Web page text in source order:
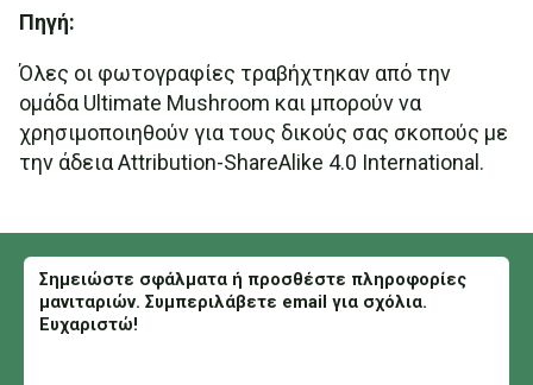
Πηγή:
Όλες οι φωτογραφίες τραβήχτηκαν από την
ομάδα Ultimate Mushroom και μπορούν να
χρησιμοποιηθούν για τους δικούς σας σκοπούς με
την άδεια Attribution-ShareAlike 4.0 International.